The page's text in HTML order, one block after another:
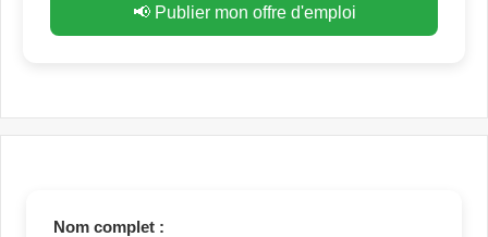
📢 Publier mon offre d'emploi
Nom complet :